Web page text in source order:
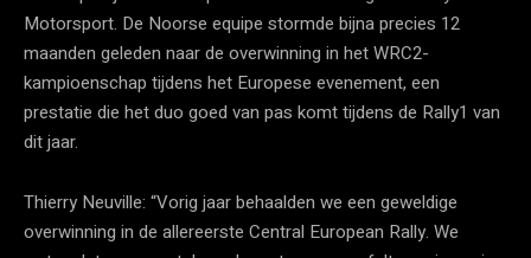
Motorsport. De Noorse equipe stormde bijna precies 12
maanden geleden naar de overwinning in het WRC2-
kampioenschap tijdens het Europese evenement, een
prestatie die het duo goed van pas komt tijdens de Rally1 van
dit jaar.
Thierry Neuville: “Vorig jaar behaalden we een geweldige
overwinning in de allereerste Central European Rally. We